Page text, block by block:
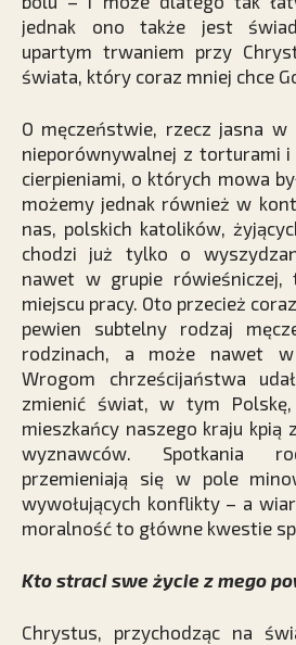
jednak ono także jest
upartym trwaniem przy
świata, który coraz mniej chce
O męczeństwie, rzecz jasna w
nieporównywalnej z torturami
cierpieniami, o których mowa
możemy jednak również w
nas, polskich katolików,
chodzi już tylko o
nawet w grupie rówieśniczej,
miejscu pracy. Oto przecież
pewien subtelny rodzaj
rodzinach, a może nawet w
Wrogom chrześcijaństwa
zmienić świat, w tym
mieszkańcy naszego kraju kpią
wyznawców. Spotkania
przemieniają się w pole
wywołujących konflikty – a
moralność to główne kwestie
Kto straci swe życie z mego
Chrystus, przychodząc na